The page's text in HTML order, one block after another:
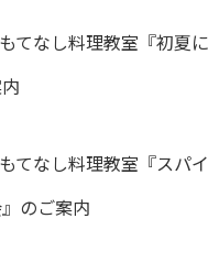
てなし料理教室『初夏
てなし料理教室『スパ
のご案内